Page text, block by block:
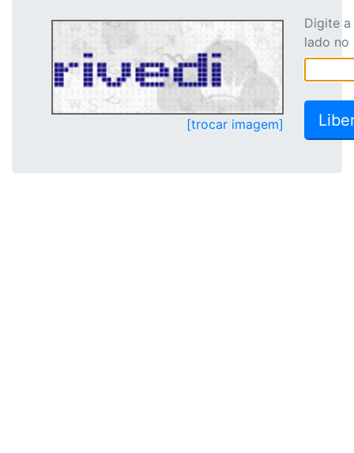
[trocar imagem]
Digite
lado no